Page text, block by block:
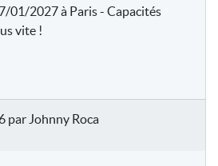
01/2027 à Paris - Capacités
vite !
par Johnny Roca